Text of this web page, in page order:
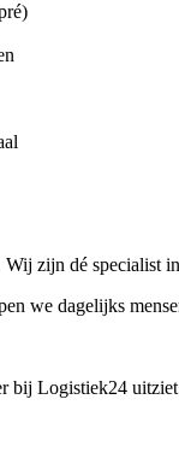
zijn dé specialist
we dagelijks
bij Logistiek24